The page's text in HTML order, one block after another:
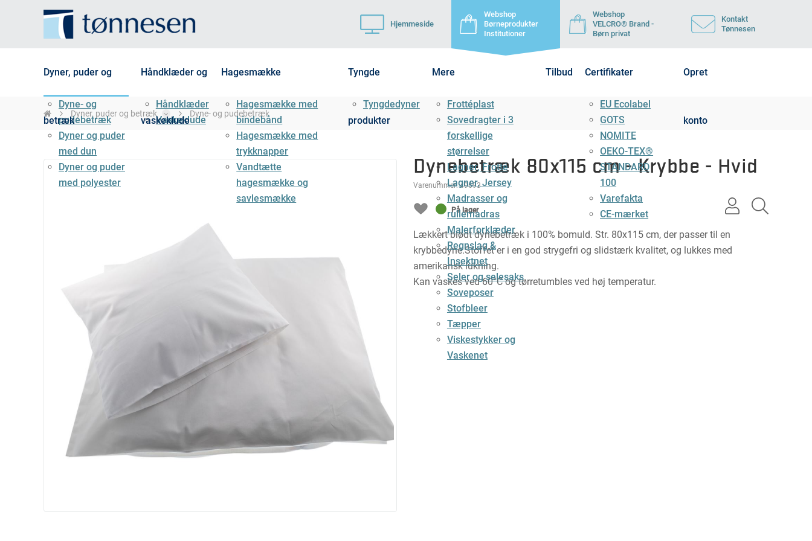
Hjemmeside
Webshop
Børneprodukter
Institutioner
Webshop
VELCRO® Brand -
Børn privat
Kontakt
Tønnesen
Dyner, puder og
betræk
Dyne- og
pudebetræk
Dyner og puder
med dun
Dyner og puder
med polyester
Håndklæder og
vaskeklude
Håndklæder
Vaskeklude
Hagesmække
Hagesmække med
bindebånd
Hagesmække med
trykknapper
Vandtætte
hagesmække og
savlesmække
Tyngde
produkter
Tyngdedyner
Mere
Frottéplast
Sovedragter i 3
forskellige
størrelser
Lagner, Frotté
Lagner, Jersey
Madrasser og
rullemadras
Malerforklæder
Regnslag &
Insektnet
Seler og selesaks
Soveposer
Stofbleer
Tæpper
Viskestykker og
Vaskenet
Tilbud Certifikater
EU Ecolabel
GOTS
NOMITE
OEKO-TEX®
STANDARD
100
Varefakta
CE-mærket
Opret
konto
user
Dyner, puder og betræk Dyne- og pudebetræk
Dynebetræk 80x115 cm - Krybbe - Hvid
Varenummer:49693
På lager
Lækkert blødt dynebetræk i 100% bomuld. Str. 80x115 cm, der passer til en
krybbedyne.Stoffet er i en god strygefri og slidstærk kvalitet, og lukkes med
amerikansk lukning.
Kan vaskes ved 60°C og tørretumbles ved høj temperatur.